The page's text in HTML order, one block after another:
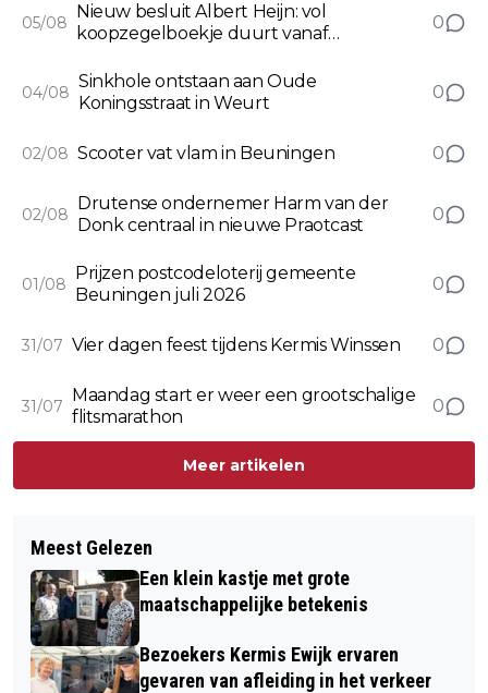
05/08
Nieuw besluit Albert Heijn: vol
koopzegelboekje duurt vanaf
0
04/08
Sinkhole ontstaan aan Oude
Koningsstraat in Weurt
0
02/08 Scooter vat vlam in Beuningen 0
02/08
Drutense ondernemer Harm van der
Donk centraal in nieuwe Praotcast
0
01/08
Prijzen postcodeloterij gemeente
Beuningen juli 2026
0
31/07 Vier dagen feest tijdens Kermis Winssen 0
31/07
Maandag start er weer een grootschalige
flitsmarathon
0
Meer artikelen
Meest Gelezen
Een klein kastje met grote
maatschappelijke betekenis
Bezoekers Kermis Ewijk ervaren
gevaren van afleiding in het verkeer